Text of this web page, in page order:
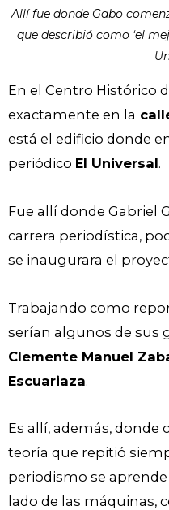
Allí fue donde Gabo
que describió como ‘el
En el Centro Histórico
exactamente en la
está el edificio donde
periódico El Universal.
Fue allí donde Gabriel
carrera periodística,
se inaugurara el
Trabajando como
serían algunos de sus
Clemente Manuel
Escuariaza.
Es allí, además, donde
teoría que repitió
periodismo se aprende
lado de las máquinas,